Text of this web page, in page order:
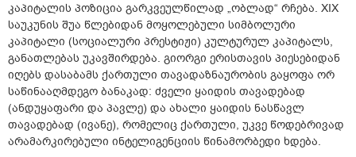
კაპიტალის პოზიცია გარკვეულწილად „ობლად“ რჩება. XIX
საუკუნის შუა წლებიდან მოყოლებული სიმბოლური
კაპიტალი (სოციალური პრესტიჟი) კულტურულ კაპიტალს,
განათლებას უკავშირდება. გიორგი ერისთავის პიესებიდან
იღებს დასაბამს ქართული თავადაზნაურობის გაყოფა ორ
საწინააღმდეგო ბანაკად: ძველი ყაიდის თავადებად
(ანდუყაფარი და პავლე) და ახალი ყაიდის ნასწავლ
თავადებად (ივანე), რომელიც ქართული, უკვე წოდებრივად
არამარკირებული ინტელიგენციის წინამორბედი ხდება.